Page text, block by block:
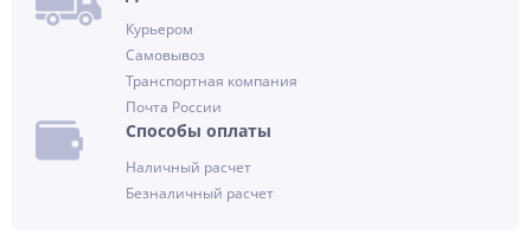
Курьером
Самовывоз
Транспортная компания
Почта России
Способы оплаты
Наличный расчет
Безналичный расчет